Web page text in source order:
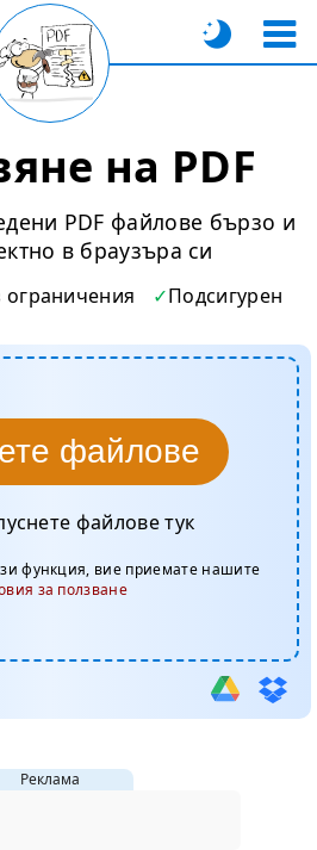
на PDF
PDF файлове бързо и
в браузъра си
ограничения Подсигурен
файлове
файлове тук
функция, вие приемате нашите
за ползване
Реклама